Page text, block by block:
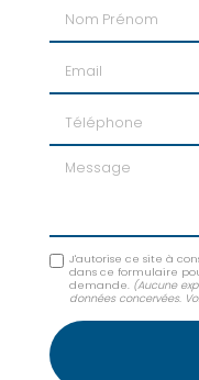
Téléphone
Message
J'autorise ce site à
dans ce formulaire
demande. (Aucune
données concervées.